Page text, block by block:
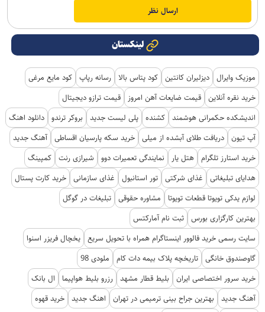
لینکستان
موزیک وایرال دیزلیران کانتین کود پتاس بالا رسانه رپاپ کود مایع مرغی
خرید نقره آنلاین قیمت ضایعات آهن امروز
قیمت ترازو دیجیتال
اندیشکده حکمرانی هوشمند کشنده پلی لیست جدید بروکر ترندو دانلود اهنگ
آپ تیون دریافت طلای آبشده از میلی خرید سکه پارسیان اقساطی آهنگ جدید
خرید استارز تلگرام هتل یار نمایندگی تعمیرات دوو شیرازی رنت کمپینگ
هدایای تبلیغاتی
غذای شرکتی تور استانبول غذای سازمانی خرید کارت پستال
لوازم یدکی تویوتا قطعات تویوتا
مشاوره حقوقی تبلیغات در گوگل
بهترین کارگزاری بورس ثبت نام آمارکتس
سایت رسمی خرید فالوور اینستاگرام همراه با تحویل سریع یخچال فریزر اسنوا
گاوصندوق خانگی تاریخچه پلاک بیمه دات کام
ملودی 98
خرید سرور اختصاصی ایران
بلیط قطار مشهد رزرو بلیط هواپیما
ال بانک
آهنگ جدید
بهترین جراح بینی ترمیمی در تهران اهنگ جدید خرید قهوه